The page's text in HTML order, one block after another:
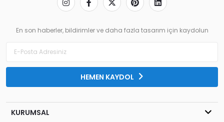
En son haberler, bildirimler ve daha fazla tasarım için kaydolun
HEMEN KAYDOL
KURUMSAL